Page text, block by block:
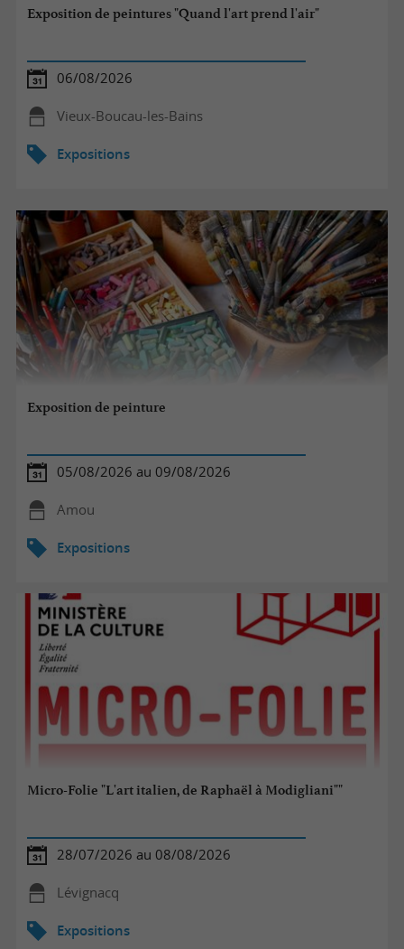
Exposition de peintures "Quand l'art prend l'air"
06/08/2026
Vieux-Boucau-les-Bains
Expositions
Exposition de peinture
05/08/2026 au 09/08/2026
Amou
Expositions
Micro-Folie "L'art italien, de Raphaël à Modigliani""
28/07/2026 au 08/08/2026
Lévignacq
Expositions